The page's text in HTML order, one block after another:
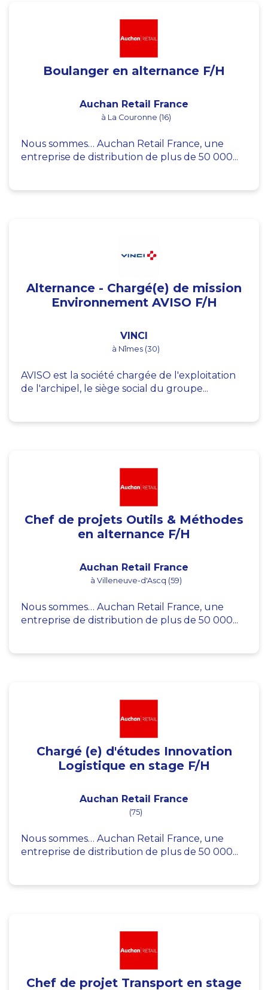
Boulanger en alternance F/H
Auchan Retail France
à La Couronne (16)
Nous sommes… Auchan Retail France, une
entreprise de distribution de plus de 50 000...
Alternance - Chargé(e) de mission
Environnement AVISO F/H
VINCI
à Nîmes (30)
AVISO est la société chargée de l'exploitation
de l'archipel, le siège social du groupe...
Chef de projets Outils & Méthodes
en alternance F/H
Auchan Retail France
à Villeneuve-d'Ascq (59)
Nous sommes… Auchan Retail France, une
entreprise de distribution de plus de 50 000...
Chargé (e) d'études Innovation
Logistique en stage F/H
Auchan Retail France
(75)
Nous sommes… Auchan Retail France, une
entreprise de distribution de plus de 50 000...
Chef de projet Transport en stage